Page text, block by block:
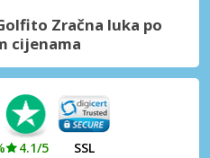
Zračna luka po
cijenama
4.1/5 SSL